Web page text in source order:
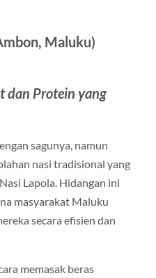
Maluku)
dan Protein yang
sagunya, namun
nasi tradisional yang
Lapola. Hidangan ini
masyarakat Maluku
secara efisien dan
memasak beras